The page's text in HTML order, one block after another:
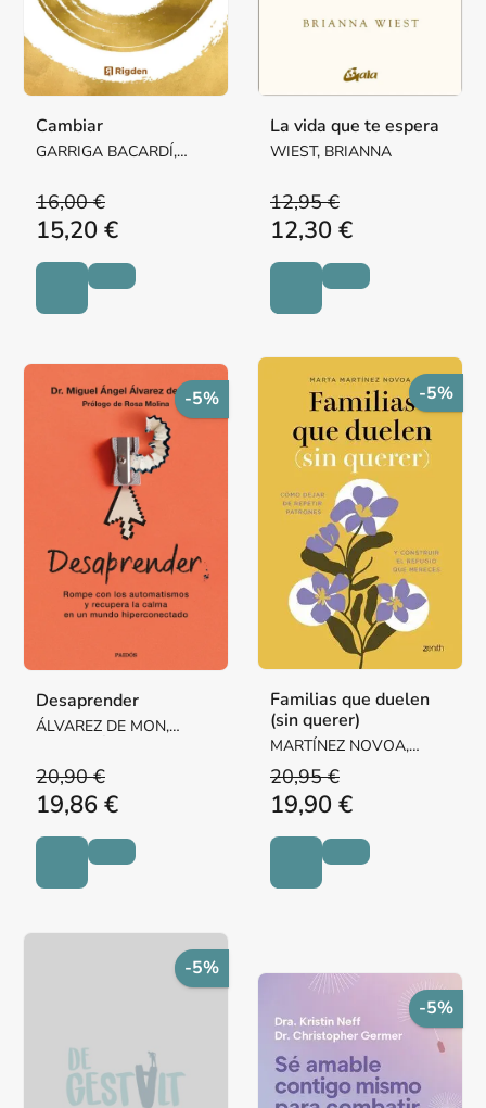
Cambiar
GARRIGA BACARDÍ,
16,00 €
15,20 €
La vida que te espera
WIEST, BRIANNA
12,95 €
12,30 €
-5%
Desaprender
ÁLVAREZ DE MON,
20,90 €
19,86 €
-5%
Familias que duelen
(sin querer)
MARTÍNEZ NOVOA,
MARTA
20,95 €
19,90 €
-5%
-5%